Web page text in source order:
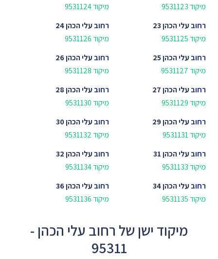
מיקוד 9531123
מיקוד 9531124
רחובעלי הכהן 23
מיקוד 9531125
רחובעלי הכהן 24
מיקוד 9531126
רחובעלי הכהן 25
מיקוד 9531127
רחובעלי הכהן 26
מיקוד 9531128
רחובעלי הכהן 27
מיקוד 9531129
רחובעלי הכהן 28
מיקוד 9531130
רחובעלי הכהן 29
מיקוד 9531131
רחובעלי הכהן 30
מיקוד 9531132
רחובעלי הכהן 31
מיקוד 9531133
רחובעלי הכהן 32
מיקוד 9531134
רחובעלי הכהן 34
מיקוד 9531135
רחובעלי הכהן 36
מיקוד 9531136
מיקוד ישן של רחוב עלי הכהן -
95311